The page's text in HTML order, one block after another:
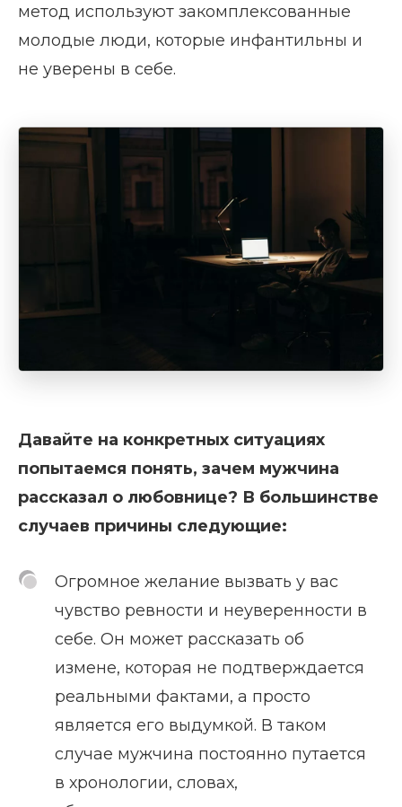
метод используют закомплексованные
молодые люди, которые инфантильны и
не уверены в себе.
Давайте на конкретных ситуациях
попытаемся понять, зачем мужчина
рассказал о любовнице? В большинстве
случаев причины следующие:
Огромное желание вызвать у вас
чувство ревности и неуверенности в
себе. Он может рассказать об
измене, которая не подтверждается
реальными фактами, а просто
является его выдумкой. В таком
случае мужчина постоянно путается
в хронологии, словах,